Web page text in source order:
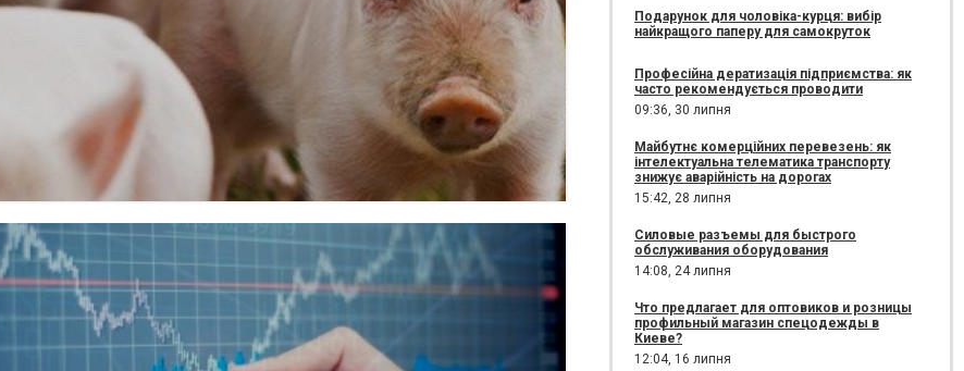
Подарунок для чоловіка-курця: вибір
найкращого паперу для самокруток
Професійна дератизація підприємства: як
часто рекомендується проводити
09:36, 30 липня
Майбутнє комерційних перевезень: як
інтелектуальна телематика транспорту
знижує аварійність на дорогах
15:42, 28 липня
Силовые разъемы для быстрого
обслуживания оборудования
14:08, 24 липня
Что предлагает для оптовиков и розницы
профильный магазин спецодежды в
Киеве?
12:04, 16 липня